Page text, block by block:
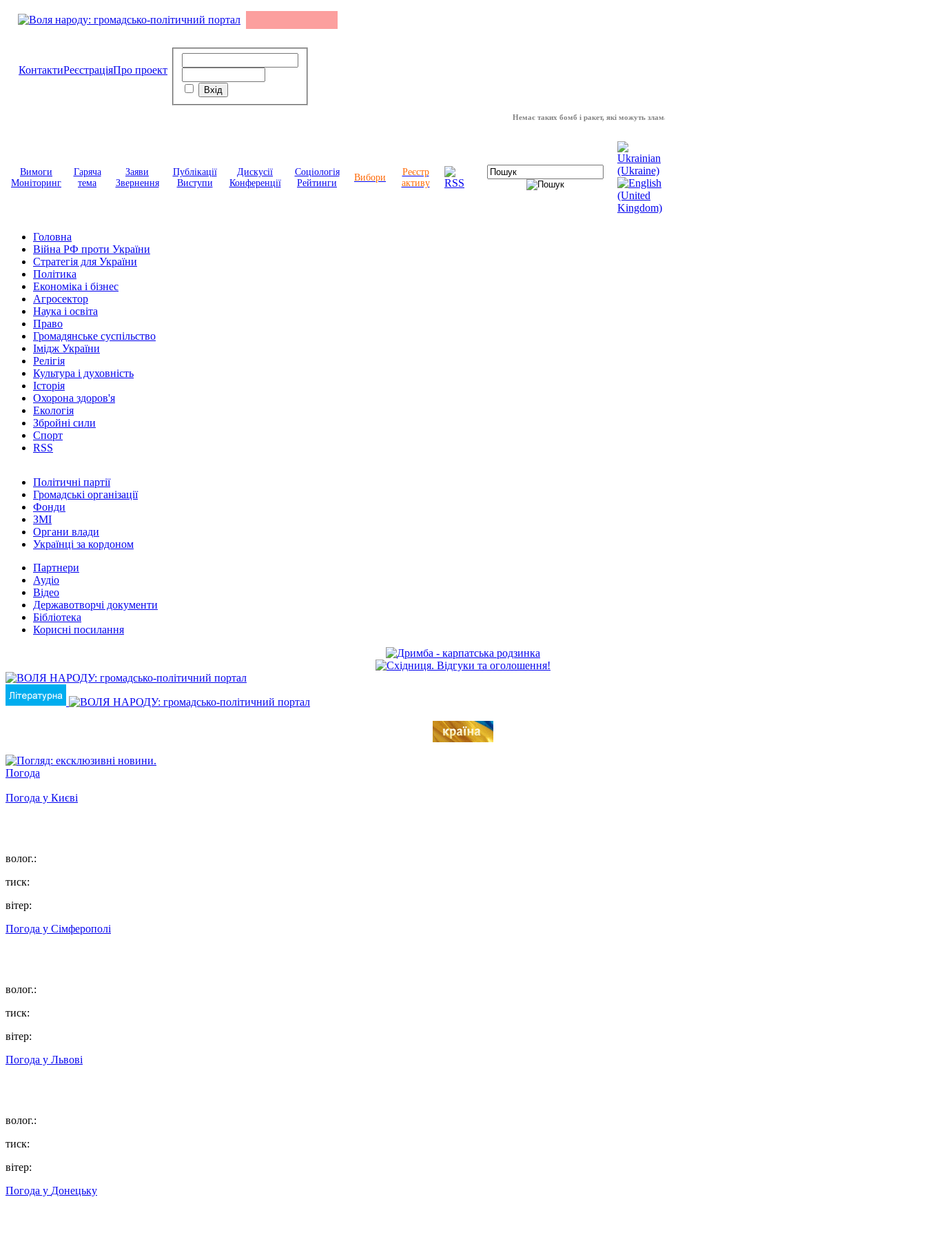
КонтактиРеєстраціяПро проект
Немає таких бомб і ракет, які можуть зламати волю народу, - Президент України Володимир Зеленський
Вимоги
Моніторинг
Гаряча
тема
Заяви
Звернення
Публікації
Виступи
Дискусії
Конференції
Соціологія
Рейтинги
Вибори
Реєстр
активу
Головна
Війна РФ проти України
Стратегія для України
Політика
Економіка і бізнес
Агросектор
Наука і освіта
Право
Громадянське суспільство
Імідж України
Релігія
Культура і духовність
Історія
Охорона здоров'я
Екологія
Збройні сили
Спорт
RSS
Політичні партії
Громадські організації
Фонди
ЗМІ
Органи влади
Українці за кордоном
Партнери
Аудіо
Відео
Державотворчі документи
Бібліотека
Корисні посилання
Погода
Погода у Києві
волог.:
тиск:
вітер:
Погода у Сімферополі
волог.:
тиск:
вітер:
Погода у Львові
волог.:
тиск:
вітер:
Погода у Донецьку